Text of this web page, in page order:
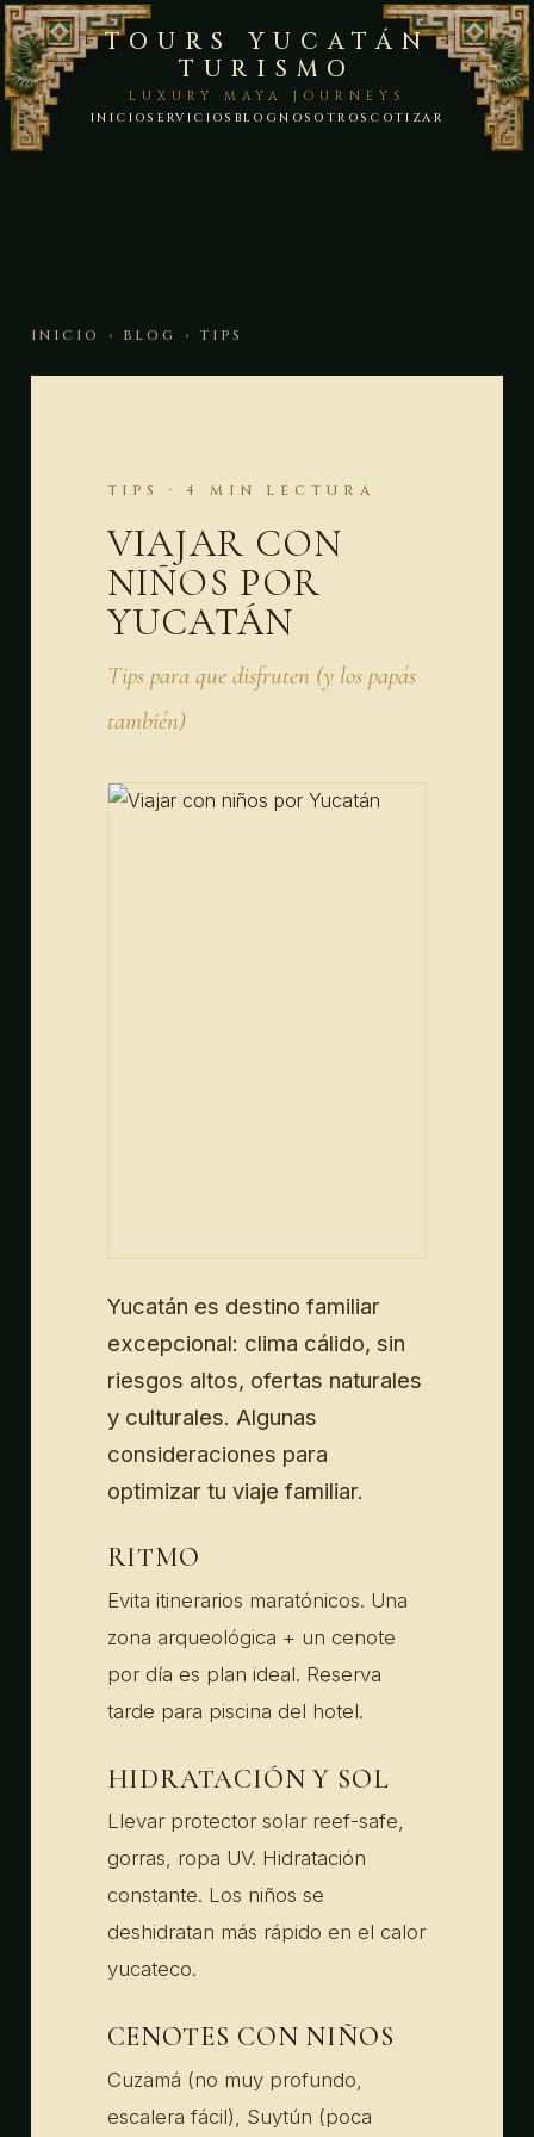
TOURS YUCATÁN
TURISMO
LUXURY MAYA JOURNEYS
INICIO SERVICIOS BLOGNOSOTROS COTIZAR
INICIO › BLOG › TIPS
TIPS · 4 MIN LECTURA
VIAJAR CON
NIÑOS POR
YUCATÁN
Tips para que disfruten (y los papás
también)
Yucatán es destino familiar
excepcional: clima cálido, sin
riesgos altos, ofertas naturales
y culturales. Algunas
consideraciones para
optimizar tu viaje familiar.
RITMO
Evita itinerarios maratónicos. Una
zona arqueológica + un cenote
por día es plan ideal. Reserva
tarde para piscina del hotel.
HIDRATACIÓN Y SOL
Llevar protector solar reef-safe,
gorras, ropa UV. Hidratación
constante. Los niños se
deshidratan más rápido en el calor
yucateco.
CENOTES CON NIÑOS
Cuzamá (no muy profundo,
escalera fácil), Suytún (poca